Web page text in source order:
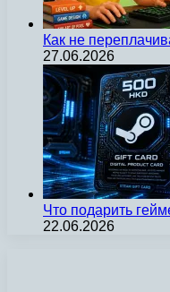
Как не
27.06.2026
Что подарить
22.06.2026